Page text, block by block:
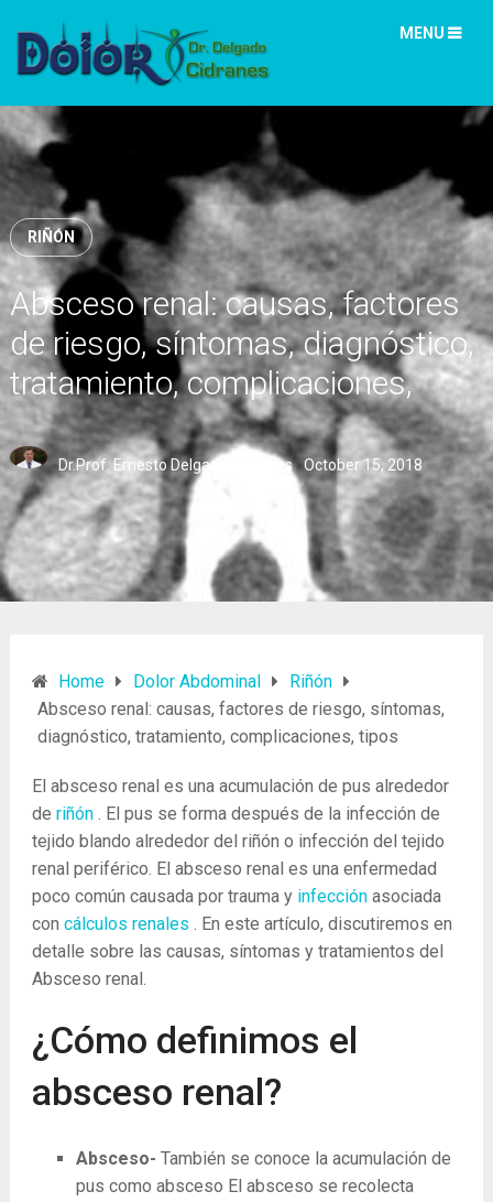
MENU
RIÑÓN
Absceso renal: causas, factores
de riesgo, síntomas, diagnóstico,
tratamiento, complicaciones,
tipos
Dr.Prof. Ernesto Delgado Cidranes October 15, 2018
Home Dolor Abdominal
Riñón
Absceso renal: causas, factores de riesgo, síntomas,
diagnóstico, tratamiento, complicaciones, tipos
El absceso renal es una acumulación de pus alrededor
de riñón . El pus se forma después de la infección de
tejido blando alrededor del riñón o infección del tejido
renal periférico. El absceso renal es una enfermedad
poco común causada por trauma y infección asociada
con cálculos renales . En este artículo, discutiremos en
detalle sobre las causas, síntomas y tratamientos del
Absceso renal.
¿Cómo definimos el
absceso renal?
Absceso- También se conoce la acumulación de
pus como absceso El absceso se recolecta